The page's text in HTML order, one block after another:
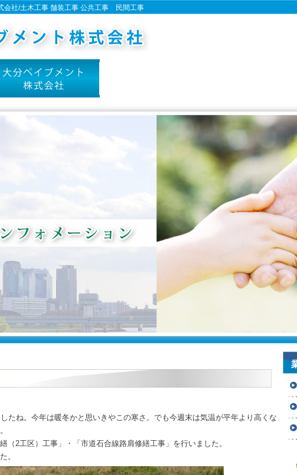
会社/土木工事 舗装工事 公共工事 民間工事
たね。今年は暖冬かと思いきやこの寒さ。でも今週末は気温が平年より高くな
2工区）工事」・「市道石合線路肩修繕工事」を行いました。
。